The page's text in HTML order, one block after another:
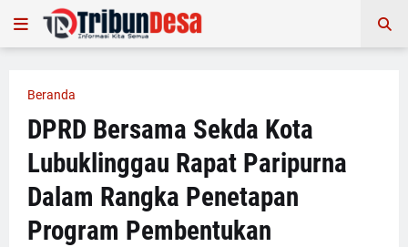
Beranda
DPRD Bersama Sekda Kota
Lubuklinggau Rapat Paripurna
Dalam Rangka Penetapan
Program Pembentukan